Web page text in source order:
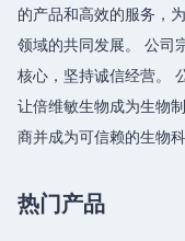
的产品和高效的服务，
领域的共同发展。 公司
核心，坚持诚信经营。
让倍维敏生物成为生物
商并成为可信赖的生物科
热门产品